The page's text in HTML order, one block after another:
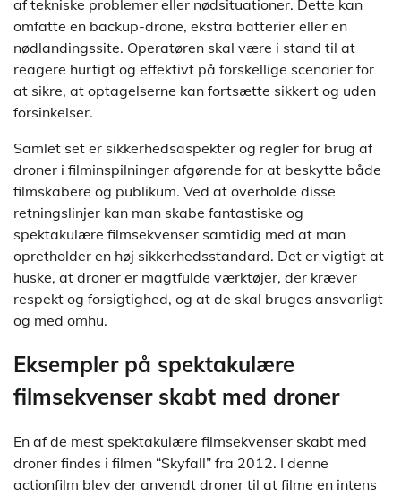
af tekniske problemer eller nødsituationer. Dette kan
omfatte en backup-drone, ekstra batterier eller en
nødlandingssite. Operatøren skal være i stand til at
reagere hurtigt og effektivt på forskellige scenarier for
at sikre, at optagelserne kan fortsætte sikkert og uden
forsinkelser.
Samlet set er sikkerhedsaspekter og regler for brug af
droner i filminspilninger afgørende for at beskytte både
filmskabere og publikum. Ved at overholde disse
retningslinjer kan man skabe fantastiske og
spektakulære filmsekvenser samtidig med at man
opretholder en høj sikkerhedsstandard. Det er vigtigt at
huske, at droner er magtfulde værktøjer, der kræver
respekt og forsigtighed, og at de skal bruges ansvarligt
og med omhu.
Eksempler på spektakulære
filmsekvenser skabt med droner
En af de mest spektakulære filmsekvenser skabt med
droner findes i filmen “Skyfall” fra 2012. I denne
actionfilm blev der anvendt droner til at filme en intens